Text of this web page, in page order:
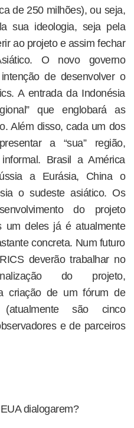
de 250 milhões), ou seja,
sua ideologia, seja pela
ao projeto e assim fechar
O novo governo
de desenvolver o
A entrada da Indonésia
que englobará as
Além disso, cada um dos
a “sua” região,
Brasil a América
a Eurásia, China o
o sudeste asiático. Os
do projeto
um deles já é atualmente
concreta. Num futuro
deverão trabalhar no
do projeto,
criação de um fórum de
(atualmente são cinco
e de parceiros
dialogarem?